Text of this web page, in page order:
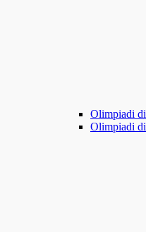
Olimpiadi
Olimpiadi